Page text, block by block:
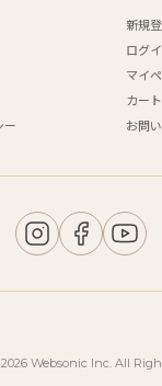
ー
新規
ログ
マイ
カート
お問
Websonic Inc. All